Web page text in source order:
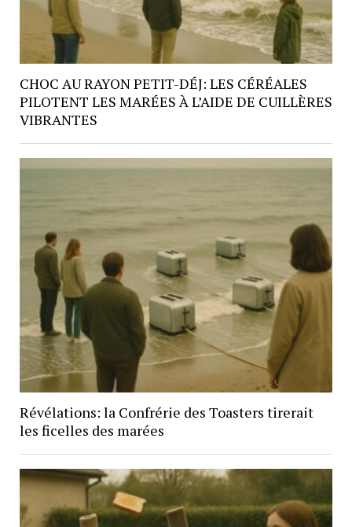
CHOC AU RAYON PETIT-DÉJ: LES CÉRÉALES
PILOTENT LES MARÉES À L’AIDE DE CUILLÈRES
VIBRANTES
Révélations: la Confrérie des Toasters tirerait
les ficelles des marées